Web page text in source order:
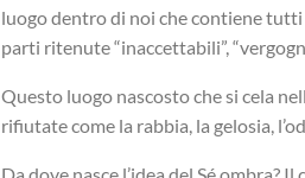
luogo dentro di noi che contiene
parti ritenute “inaccettabili”,
Questo luogo nascosto che si cela
rifiutate come la rabbia, la gelosia,
Da dove nasce l’idea del Sé